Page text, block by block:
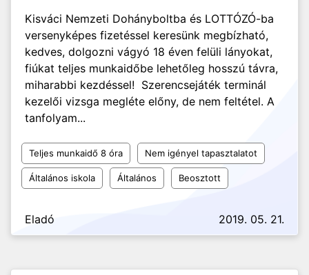
Kisváci Nemzeti Dohányboltba és LOTTÓZÓ-ba
versenyképes fizetéssel keresünk megbízható,
kedves, dolgozni vágyó 18 éven felüli lányokat,
fiúkat teljes munkaidőbe lehetőleg hosszú távra,
miharabbi kezdéssel! Szerencsejáték terminál
kezelői vizsga megléte előny, de nem feltétel. A
tanfolyam...
Teljes munkaidő 8 óra Nem igényel tapasztalatot
Általános iskola Általános Beosztott
Eladó 2019. 05. 21.